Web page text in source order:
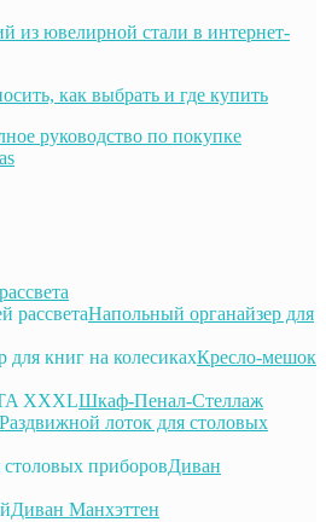
из ювелирной стали в интернет-
как выбрать и где купить
руководство по покупке
Напольный органайзер для
Кресло-мешок
Шкаф-Пенал-Стеллаж
Раздвижной лоток для столовых
Диван
Диван Манхэттен